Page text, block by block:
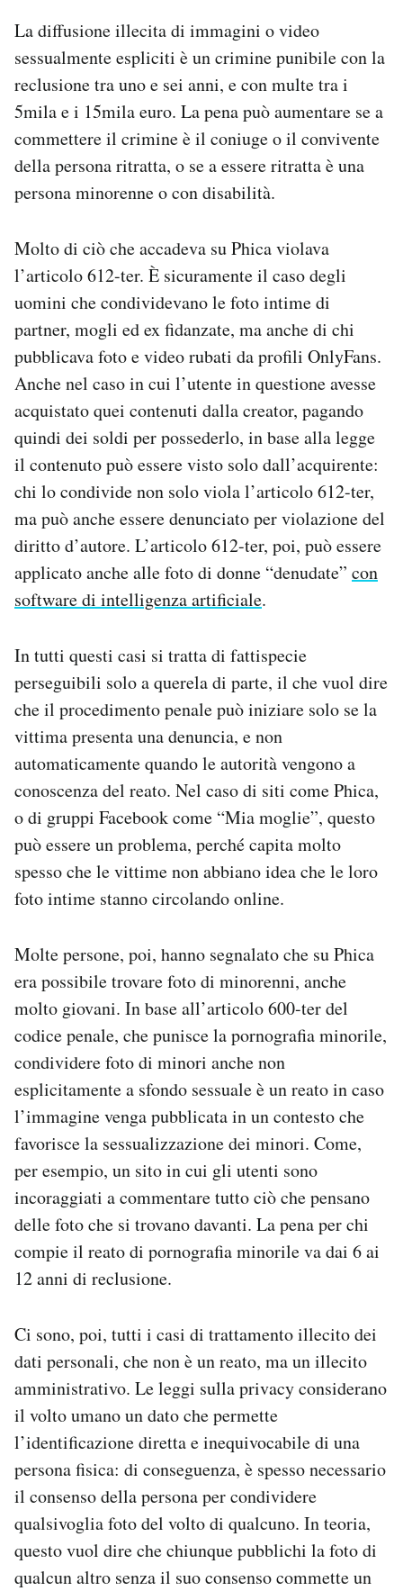
La diffusione illecita di immagini o video
sessualmente espliciti è un crimine punibile con la
reclusione tra uno e sei anni, e con multe tra i
5mila e i 15mila euro. La pena può aumentare se a
commettere il crimine è il coniuge o il convivente
della persona ritratta, o se a essere ritratta è una
persona minorenne o con disabilità.
Molto di ciò che accadeva su Phica violava
l’articolo 612-ter. È sicuramente il caso degli
uomini che condividevano le foto intime di
partner, mogli ed ex fidanzate, ma anche di chi
pubblicava foto e video rubati da profili OnlyFans.
Anche nel caso in cui l’utente in questione avesse
acquistato quei contenuti dalla creator, pagando
quindi dei soldi per possederlo, in base alla legge
il contenuto può essere visto solo dall’acquirente:
chi lo condivide non solo viola l’articolo 612-ter,
ma può anche essere denunciato per violazione del
diritto d’autore. L’articolo 612-ter, poi, può essere
applicato anche alle foto di donne “denudate” con
software di intelligenza artificiale.
In tutti questi casi si tratta di fattispecie
perseguibili solo a querela di parte, il che vuol dire
che il procedimento penale può iniziare solo se la
vittima presenta una denuncia, e non
automaticamente quando le autorità vengono a
conoscenza del reato. Nel caso di siti come Phica,
o di gruppi Facebook come “Mia moglie”, questo
può essere un problema, perché capita molto
spesso che le vittime non abbiano idea che le loro
foto intime stanno circolando online.
Molte persone, poi, hanno segnalato che su Phica
era possibile trovare foto di minorenni, anche
molto giovani. In base all’articolo 600-ter del
codice penale, che punisce la pornografia minorile,
condividere foto di minori anche non
esplicitamente a sfondo sessuale è un reato in caso
l’immagine venga pubblicata in un contesto che
favorisce la sessualizzazione dei minori. Come,
per esempio, un sito in cui gli utenti sono
incoraggiati a commentare tutto ciò che pensano
delle foto che si trovano davanti. La pena per chi
compie il reato di pornografia minorile va dai 6 ai
12 anni di reclusione.
Ci sono, poi, tutti i casi di trattamento illecito dei
dati personali, che non è un reato, ma un illecito
amministrativo. Le leggi sulla privacy considerano
il volto umano un dato che permette
l’identificazione diretta e inequivocabile di una
persona fisica: di conseguenza, è spesso necessario
il consenso della persona per condividere
qualsivoglia foto del volto di qualcuno. In teoria,
questo vuol dire che chiunque pubblichi la foto di
qualcun altro senza il suo consenso commette un